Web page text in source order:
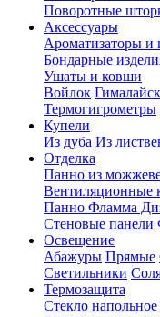
Поворотные
Аксессуары
Ароматизаторы и
Бондарные
Ушаты и ковши
Войлок
Термогигрометры
Купели
Из дуба Из
Отделка
Панно из
Вентиляционные
Панно Фламма
Стеновые панели
Освещение
Абажуры Прямые
Светильники
Термозащита
Стекло